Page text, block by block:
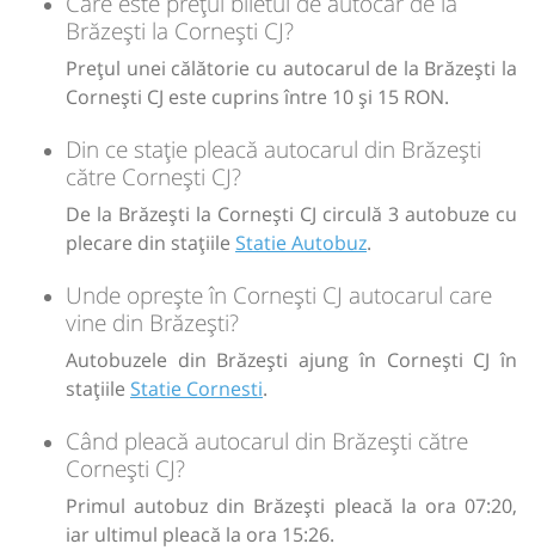
Brăzești la Cornești CJ?
Prețul unei călătorie cu autocarul de la Brăzești la
Cornești CJ este cuprins între 10 și 15 RON.
Din ce stație pleacă autocarul din Brăzești
către Cornești CJ?
De la Brăzești la Cornești CJ circulă 3 autobuze cu
plecare din stațiile Statie Autobuz.
Unde oprește în Cornești CJ autocarul care
vine din Brăzești?
Autobuzele din Brăzești ajung în Cornești CJ în
stațiile Statie Cornesti.
Când pleacă autocarul din Brăzești către
Cornești CJ?
Primul autobuz din Brăzești pleacă la ora 07:20,
iar ultimul pleacă la ora 15:26.